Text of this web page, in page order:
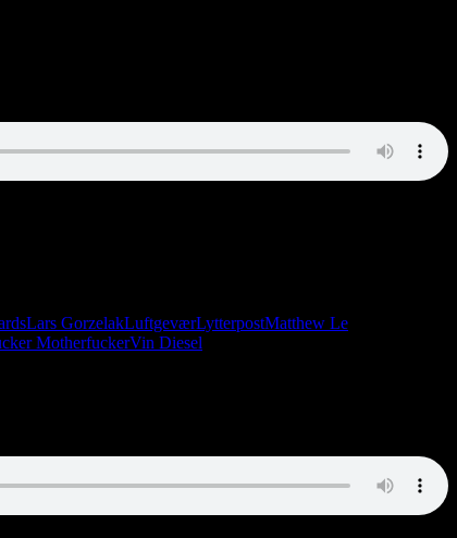
Lars GorzelakLuftgeværLytterpostMatthew Le
MotherfuckerVin Diesel